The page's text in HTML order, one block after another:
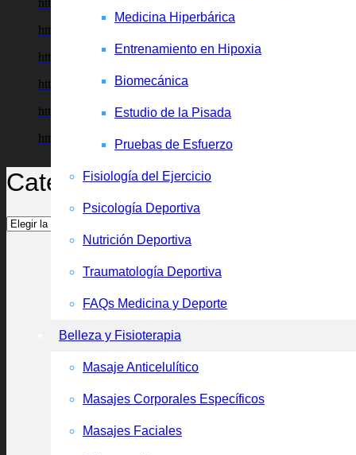
Medicina Hiperbárica
Entrenamiento en Hipoxia
Biomecánica
Estudio de la Pisada
Pruebas de Esfuerzo
Fisiología del Ejercicio
Psicología Deportiva
Nutrición Deportiva
Traumatología Deportiva
FAQs Medicina y Deporte
Belleza y Fisioterapia
Masaje Anticelulítico
Masajes Corporales Específicos
Masajes Faciales
https://tuportaldeestetica.com/mesoterapia-corporal/
https://tuportaldeestetica.com/peeling-corporal/
https://tuportaldeestetica.com/reflexologia-podal/
https://tuportaldeestetica.com/sonohidrolipolisis/
https://tuportaldeestetica.com/tratamientos-exilis/
https://tuportaldeestetica.com/belleza-y-fisioterapia/
Categorías
Categorías